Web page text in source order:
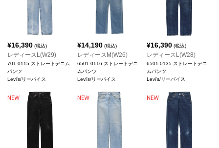
¥16,390 (税込)
レディースL(W29)
701-0115 ストレートデニム
パンツ
Levi's/リーバイス
¥14,190(税込)
レディースM(W26)
6501-0116 ストレートデニ
ムパンツ
Levi's/リーバイス
¥16,390 (税込)
レディースL(W28)
6501-0135 ストレートデニ
ムパンツ
Levi's/リーバイス